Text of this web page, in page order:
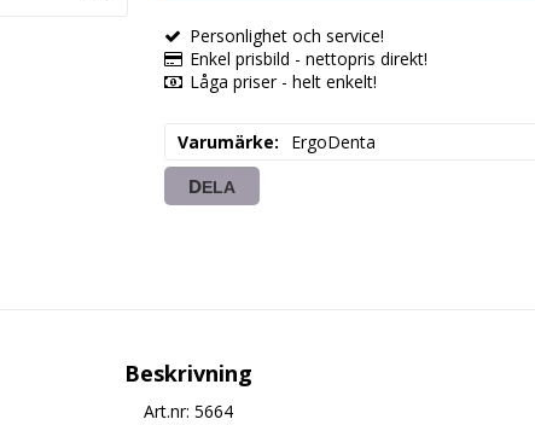
Personlighet och service!
Enkel prisbild - nettopris direkt!
Låga priser - helt enkelt!
Varumärke ErgoDenta
DELA
Beskrivning
Art.nr: 5664